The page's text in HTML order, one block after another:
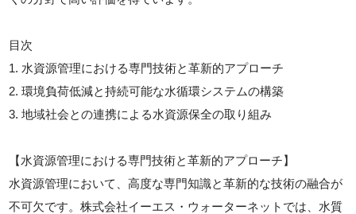
目次
1. 水資源管理における専門技術と革新的アプローチ
2. 環境負荷低減と持続可能な水循環システムの構築
3. 地域社会との連携による水資源保全の取り組み
【水資源管理における専門技術と革新的アプローチ】
水資源管理において、高度な専門知識と革新的な技術の融合が
不可欠です。株式会社イーエス・ウォーターネットでは、水質